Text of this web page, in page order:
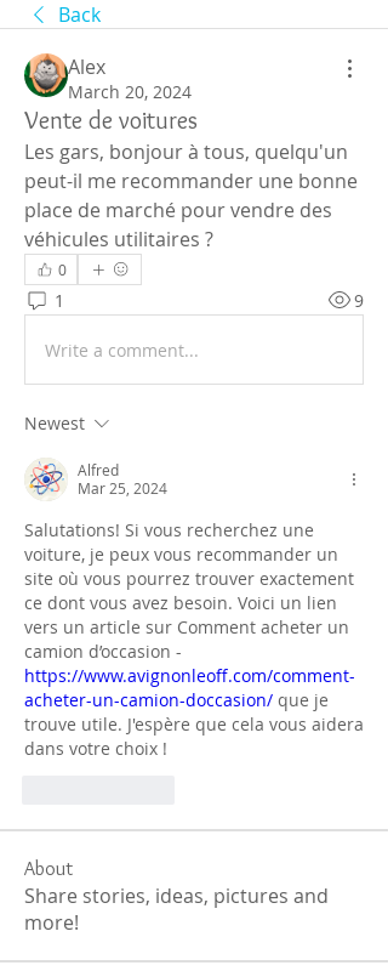
Back
Alex
March 20, 2024
Vente de voitures
Les gars, bonjour à tous, quelqu'un
peut-il me recommander une bonne
place de marché pour vendre des
véhicules utilitaires ?
0
1 9
Write a comment...
Newest
Alfred
Mar 25, 2024
Salutations! Si vous recherchez une
voiture, je peux vous recommander un
site où vous pourrez trouver exactement
ce dont vous avez besoin. Voici un lien
vers un article sur Comment acheter un
camion d’occasion
https://www.avignonleoff.com/comment-
acheter-un-camion-doccasion/ que je
trouve utile. J'espère que cela vous aidera
dans votre choix !
About
Share stories, ideas, pictures and
more!